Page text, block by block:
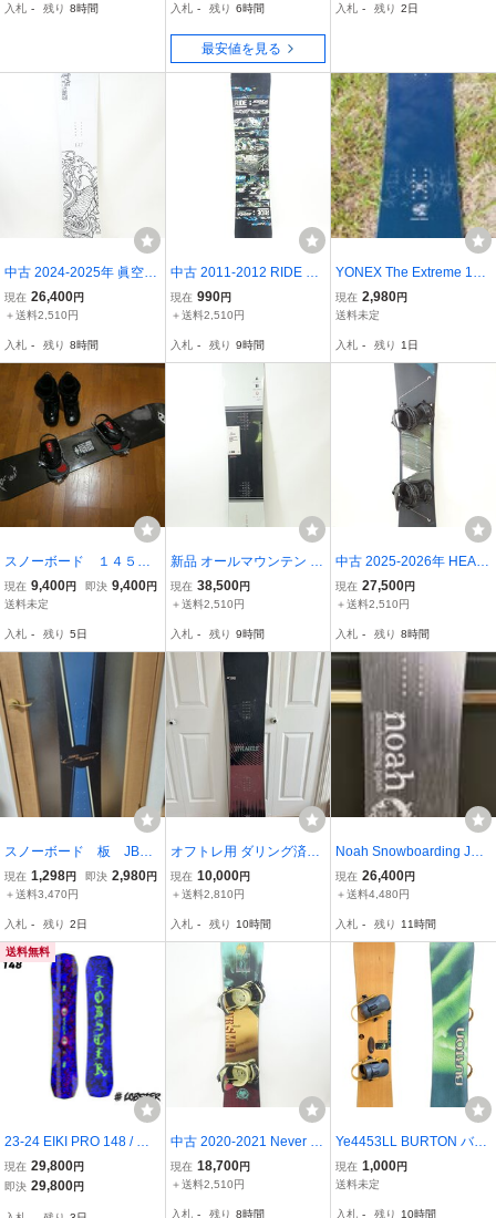
入札 - 残り 8時間 入札 - 残り 6時間
最安値を見る
クショナル・キャンパー
入札 - 残り 2日
中古 2024-2025年 眞空雪
板等 閃風 マクウセッパン
トウ センプウ スノーボー
現在 26,400円
＋送料2,510円
入札 - 残り 8時間
中古 2011-2012 RIDE AG
ENDA 147cm スノーボー
ド ライド アジェンダ 394
現在 990円
＋送料2,510円
入札 - 残り 9時間
YONEX The Extreme 154
スノーボード 1991年モデ
ル used
現在 2,980円
送料未定
入札 - 残り 1日
スノーボード １４５
ブーツ ２５
㎝ 初心者
定者 などに 一応J
UNK
現在 9,400円 即決 9,400円
送料未定
入札 - 残り 5日
新品 オールマウンテン 20
25-2026 SEASON PRIME
R 147cm シーズン プライ
-17
現在 38,500円
＋送料2,510円
入札 - 残り 9時間
中古 2025-2026年 HEAD
ANYTHING 148cm UNIO
N BLACK ヘッド ユニオ
ードビンディング付き 41
766-1
現在 27,500円
＋送料2,510円
入札 - 残り 8時間
スノーボード 板 JB J
UMP the BUMPS
現在 1,298円 即決 2,980円
＋送料3,470円
入札 - 残り 2日
オフトレ用 ダリング済み
YONEX STYLAHOLIC ス
タイラホリック 148cm ス
現在 10,000円
＋送料2,810円
入札 - 残り 10時間
Noah Snowboarding Jap
an High Twister XXX 145.
5cm 2020-2021 スノーボ
現在 26,400円
＋送料4,480円
入札 - 残り 11時間
送料無料
23-24 EIKI PRO 148 / エ
イキプロ148 LOBSTER S
NOWBOARDS / ロブスタ
現在 29,800円
即決 29,800円
中古 2020-2021 Never S
ummer SHADE レディー
ス 147cm ZUMA ネバーサ
現在 18,700円
＋送料2,510円
入札 - 残り 8時間
Ye4453LL BURTON バー
トン スノーボード板 Cha
rger（チャージャー）木
現在 1,000円
送料未定
入札 - 残り 10時間